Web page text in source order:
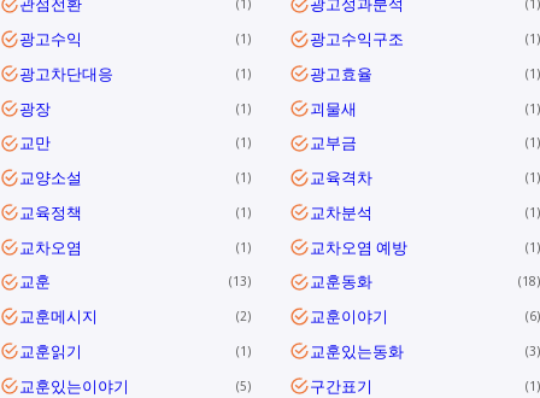
1 1
광고수익 1 광고수익구조 1
광고차단대응 1 광고효율 1
광장 1 괴물새 1
교만 1 교부금 1
교양소설 1 교육격차 1
교육정책 1 교차분석 1
교차오염 1 교차오염 예방 1
교훈 13 교훈동화 18
교훈메시지 2 교훈이야기 6
교훈읽기 1 교훈있는동화 3
교훈있는이야기 5 구간표기 1